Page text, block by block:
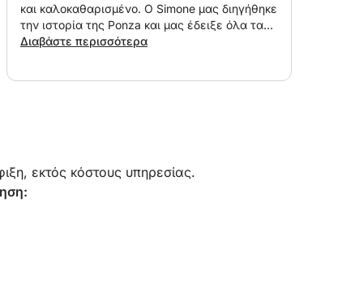
και καλοκαθαρισμένο. Ο Simone μας διηγήθηκε
την ιστορία της Ponza και μας έδειξε όλα τα
κρυμμένα διαμάντια του νησιού - μάλιστα
Διαβάστε περισσότερα
εκτός κόστους υπηρεσίας.